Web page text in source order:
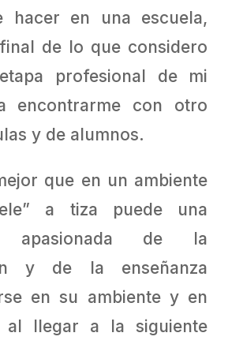
hacer en una escuela,
de lo que considero
profesional de mi
encontrarme con otro
y de alumnos.
que en un ambiente
a tiza puede una
apasionada de la
y de la enseñanza
en su ambiente y en
al llegar a la siguiente